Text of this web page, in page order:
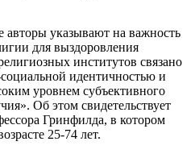
авторы указывают на важность
для выздоровления
институтов связано
идентичностью и
уровнем субъективного
Об этом свидетельствует
Гринфилда, в котором
25-74 лет.